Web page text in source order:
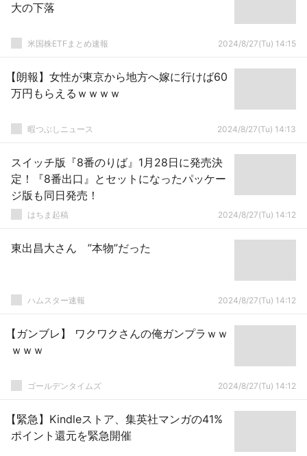
大の下落
米国株ETFまとめ速報 2024/8/27(Tu) 14:15
【朗報】女性が東京から地方へ嫁に行けば60
万円もらえるｗｗｗｗ
暇つぶしニュース 2024/8/27(Tu) 14:13
スイッチ版『8番のりば』1月28日に発売決
定！『8番出口』とセットになったパッケー
ジ版も同日発売！
はちま起稿 2024/8/27(Tu) 14:12
東出昌大さん ”本物”だった
ハムスター速報 2024/8/27(Tu) 14:12
【ガンブレ】 ワクワクさんの俺ガンプラｗｗ
ｗｗｗ
ゴールデンタイムズ 2024/8/27(Tu) 14:12
【緊急】Kindleストア、集英社マンガの41%
ポイント還元を緊急開催